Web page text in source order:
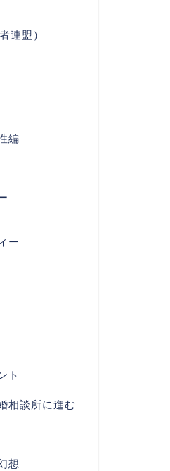
連盟）
編
ー
ト
相談所に進む
想